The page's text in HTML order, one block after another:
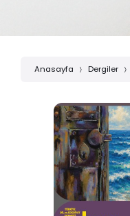
Anasayfa Dergiler